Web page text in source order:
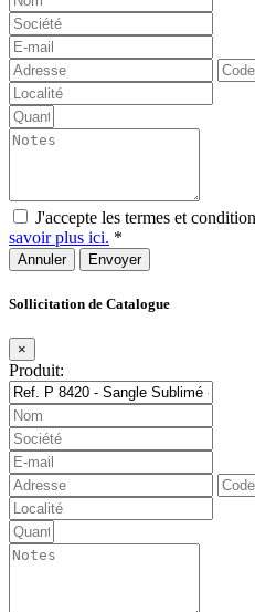
J'accepte les termes et
savoir plus ici. *
Annuler
Sollicitation de Catalogue
×
Produit: